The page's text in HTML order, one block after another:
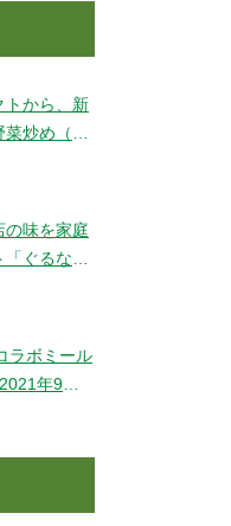
トから、新
炒め（銚
の味を家庭
ぐるなび
ラボミール
年9月9